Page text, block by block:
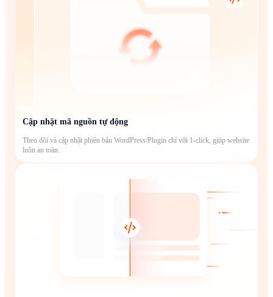
Cập nhật mã nguồn tự động
Theo dõi và cập nhật phiên bản WordPress/Plugin chỉ với 1-click, giúp website
luôn an toàn.